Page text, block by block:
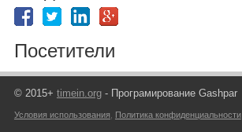
Посетители
© 2015+ timein.org- Програмирование Gashpar
Условия использования Политика конфиденциальности,